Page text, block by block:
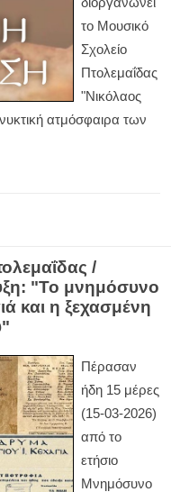
το Μουσικό
Σχολείο
Πτολεμαΐδας
"Νικόλαος
ατμόσφαιρα των
/
"Το μνημόσυνο
και η ξεχασμένη
Πέρασαν
ήδη 15 μέρες
(15-03-2026)
από το
ετήσιο
Μνημόσυνο